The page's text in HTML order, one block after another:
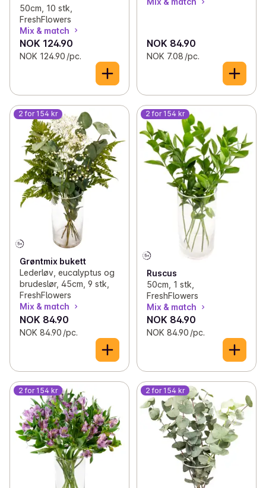
50cm, 10 stk,
FreshFlowers
Mix & match
NOK 124.90
NOK 124.90 /pc.
NOK 84.90
NOK 7.08 /pc.
2 for 154 kr
Grøntmix bukett
Lederløv, eucalyptus og
brudeslør, 45cm, 9 stk,
FreshFlowers
Mix & match
NOK 84.90
NOK 84.90 /pc.
2 for 154 kr
Ruscus
50cm, 1 stk,
FreshFlowers
Mix & match
NOK 84.90
NOK 84.90 /pc.
2 for 154 kr 2 for 154 kr